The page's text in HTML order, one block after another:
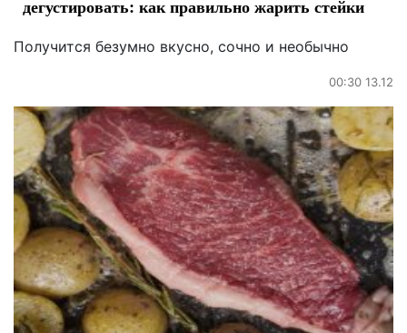
дегустировать: как правильно жарить стейки
Получится безумно вкусно, сочно и необычно
00:30 13.12